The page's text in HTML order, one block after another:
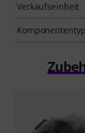
Verkaufseinheit
Komponententyp